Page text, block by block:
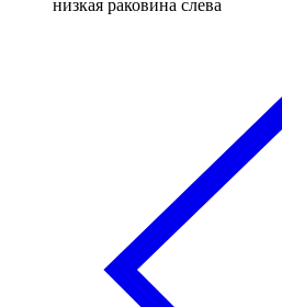
низкая раковина слева